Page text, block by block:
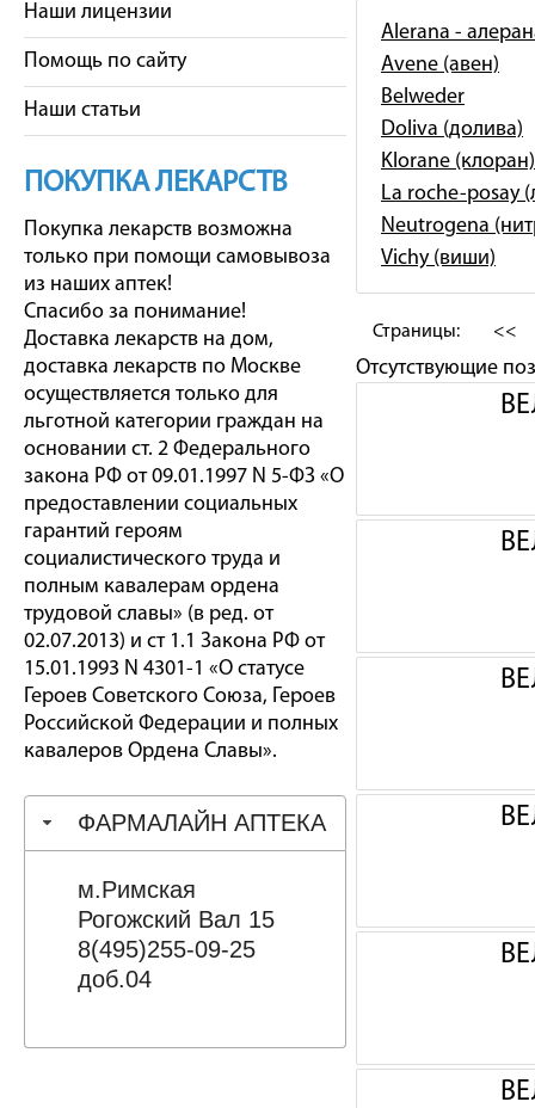
Наши лицензии
Помощь по сайту
Наши статьи
ПОКУПКА ЛЕКАРСТВ
Покупка лекарств возможна
только при помощи самовывоза
из наших аптек!
Спасибо за понимание!
Доставка лекарств на дом,
доставка лекарств по Москве
осуществляется только для
льготной категории граждан на
основании ст. 2 Федерального
закона РФ от 09.01.1997 N 5-ФЗ «О
предоставлении социальных
гарантий героям
социалистического труда и
полным кавалерам ордена
трудовой славы» (в ред. от
02.07.2013) и ст 1.1 Закона РФ от
15.01.1993 N 4301-1 «О статусе
Героев Советского Союза, Героев
Российской Федерации и полных
кавалеров Ордена Славы».
ФАРМАЛАЙН АПТЕКА
м.Римская
Рогожский Вал 15
8(495)255-09-25
доб.04
Alerana -
Avene (авен)
Belweder
Doliva (долива)
Klorane (клоран)
La roche-posay
Neutrogena
Vichy (виши)
Страницы: <<
Отсутствующие